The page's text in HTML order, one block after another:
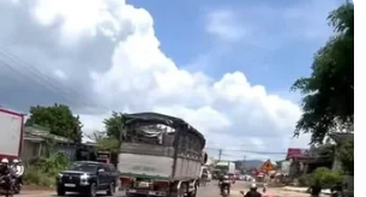
đơn đặt hàng ròng
#Airbus Mỹ